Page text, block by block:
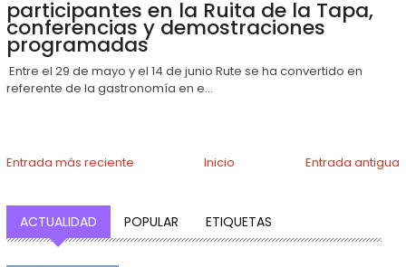
participantes en la Ruita de la Tapa,
conferencias y demostraciones
programadas
Entre el 29 de mayo y el 14 de junio Rute se ha convertido en
referente de la gastronomía en e...
Entrada más reciente Entrada antigua
Inicio
ACTUALIDAD POPULAR ETIQUETAS